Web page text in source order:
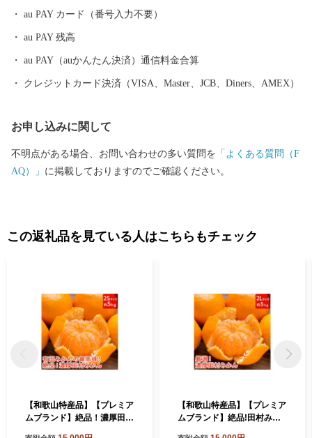
ロメートル、幅は広い所で約５００メートルの近畿最大の松林
au PAY カード（番号入力不要）
au PAY 残高
au PAY（auかんたん決済）通信料金合算
クレジットカード決済（VISA、Master、JCB、Diners、AMEX）
お申し込みに関して
不明点がある場合、お問い合わせの多い質問を 「よくある質問（F
AQ）」 に掲載しておりますのでご確認ください。
この返礼品を見ている人はこちらもチェック
【和歌山特産品】【プレミア
ムブランド】絶品！濃厚田村
【和歌山特産品】【プレミア
ムブランド】絶品!田村みか